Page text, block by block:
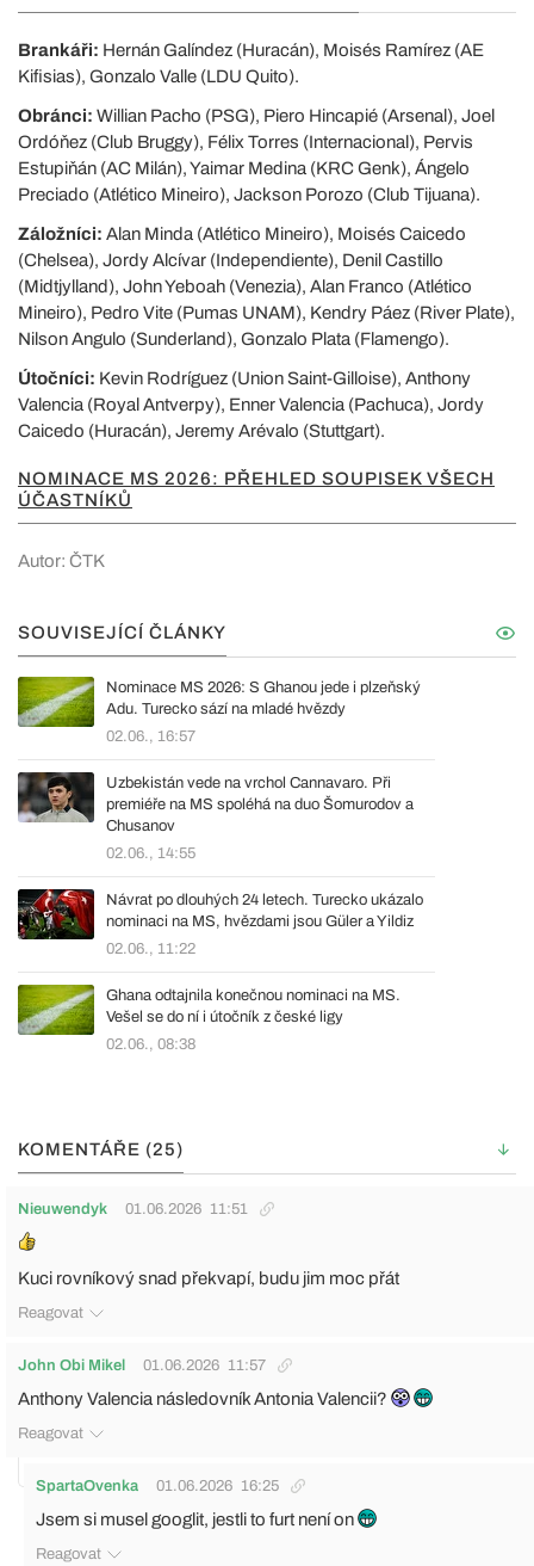
Brankáři: Hernán Galíndez (Huracán), Moisés Ramírez (AE
Kifisias), Gonzalo Valle (LDU Quito).
Obránci: Willian Pacho (PSG), Piero Hincapié (Arsenal), Joel
Ordóňez (Club Bruggy), Félix Torres (Internacional), Pervis
Estupiňán (AC Milán), Yaimar Medina (KRC Genk), Ángelo
Preciado (Atlético Mineiro), Jackson Porozo (Club Tijuana).
Záložníci: Alan Minda (Atlético Mineiro), Moisés Caicedo
(Chelsea), Jordy Alcívar (Independiente), Denil Castillo
(Midtjylland), John Yeboah (Venezia), Alan Franco (Atlético
Mineiro), Pedro Vite (Pumas UNAM), Kendry Páez (River Plate),
Nilson Angulo (Sunderland), Gonzalo Plata (Flamengo).
Útočníci: Kevin Rodríguez (Union Saint-Gilloise), Anthony
Valencia (Royal Antverpy), Enner Valencia (Pachuca), Jordy
Caicedo (Huracán), Jeremy Arévalo (Stuttgart).
NOMINACE MS 2026: PŘEHLED SOUPISEK VŠECH
ÚČASTNÍKŮ
Autor: ČTK
SOUVISEJÍCÍ ČLÁNKY
Nominace MS 2026: S Ghanou jede i plzeňský
Adu. Turecko sází na mladé hvězdy
02.06., 16:57
Uzbekistán vede na vrchol Cannavaro. Při
premiéře na MS spoléhá na duo Šomurodov a
Chusanov
02.06., 14:55
Návrat po dlouhých 24 letech. Turecko ukázalo
nominaci na MS, hvězdami jsou Güler a Yildiz
02.06., 11:22
Ghana odtajnila konečnou nominaci na MS.
Vešel se do ní i útočník z české ligy
02.06., 08:38
KOMENTÁŘE (25)
Nieuwendyk 01.06.2026 11:51
Kuci rovníkový snad překvapí, budu jim moc přát
Reagovat
John Obi Mikel 01.06.2026 11:57
Anthony Valencia následovník Antonia Valencii?
Reagovat
SpartaOvenka 01.06.2026 16:25
Jsem si musel googlit, jestli to furt není on
Reagovat